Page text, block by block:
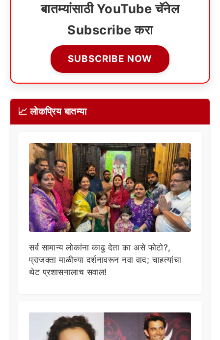
बातम्यांसाठी YouTube चॅनेल
Subscribe करा
SUBSCRIBE NOW
📈 लोकप्रिय बातम्या
सर्व सामान्य लोकांना काढू देता का असे फोटो?,
प्राजक्ता माळीच्या दर्शनावरून नवा वाद; चाहत्यांचा
थेट प्रशासनालाच सवाल!